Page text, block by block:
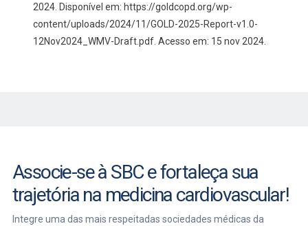
2024. Disponível em: https://goldcopd.org/wp-
content/uploads/2024/11/GOLD-2025-Report-v1.0-
12Nov2024_WMV-Draft.pdf. Acesso em: 15 nov 2024.
Associe-se à SBC e fortaleça sua
trajetória na medicina cardiovascular!
Integre uma das mais respeitadas sociedades médicas da